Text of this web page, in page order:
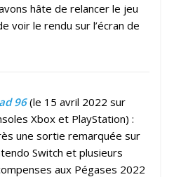
hâte de relancer le jeu
voir le rendu sur l’écran de
96(le 15 avril 2022 sur
Xbox et PlayStation) :
une sortie remarquée sur
Switch et plusieurs
aux Pégases 2022